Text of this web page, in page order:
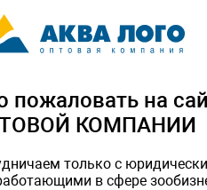
пожаловать на
КОМПАНИИ
только с
в сфере